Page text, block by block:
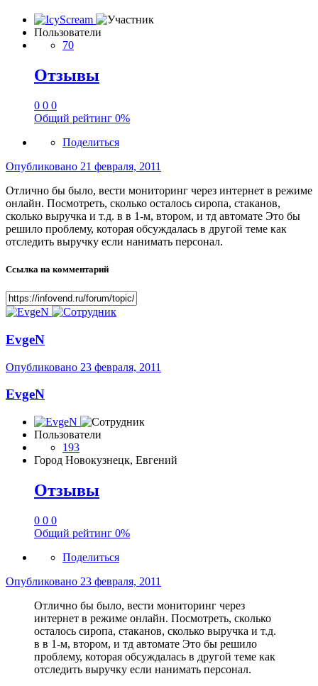
Пользователи
70
Отзывы
0 0 0
Общий рейтинг 0%
Поделиться
Опубликовано 21 февраля, 2011
Отлично бы было, вести мониторинг через интернет в режиме
онлайн. Посмотреть, сколько осталось сиропа, стаканов,
сколько выручка и т.д. в в 1-м, втором, и тд автомате Это бы
решило проблему, которая обсуждалась в другой теме как
отследить выручку если нанимать персонал.
Ссылка на комментарий
EvgeN
Опубликовано 23 февраля, 2011
EvgeN
Пользователи
193
Город Новокузнецк, Евгений
Отзывы
0 0 0
Общий рейтинг 0%
Поделиться
Опубликовано 23 февраля, 2011
Отлично бы было, вести мониторинг через
интернет в режиме онлайн. Посмотреть, сколько
осталось сиропа, стаканов, сколько выручка и т.д.
в в 1-м, втором, и тд автомате Это бы решило
проблему, которая обсуждалась в другой теме как
отследить выручку если нанимать персонал.